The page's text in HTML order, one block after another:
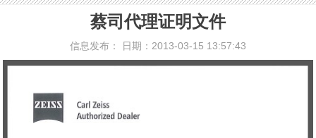
蔡司代理证明文件
信息发布： 日期：2013-03-15 13:57:43